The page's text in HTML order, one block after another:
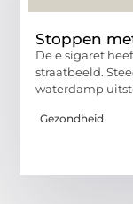
Stoppen
De e sigaret
straatbeeld.
waterdamp
Gezondheid